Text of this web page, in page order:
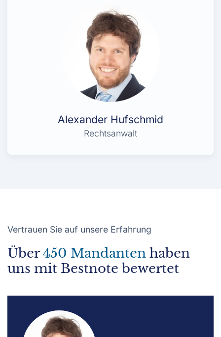
Alexander Hufschmid
Rechtsanwalt
Vertrauen Sie auf unsere Erfahrung
Über450 Mandanten haben
uns mit Bestnote bewertet